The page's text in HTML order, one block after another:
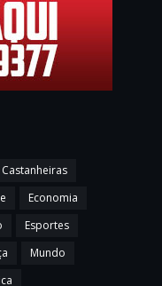
Castanheiras
Economia
Esportes
Mundo